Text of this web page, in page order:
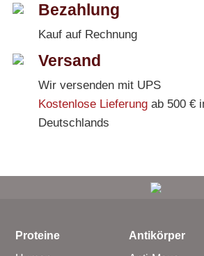
Bezahlung
Kauf auf Rechnung
Versand
Wir versenden mit UPS
Kostenlose Lieferungab 500 €
Deutschlands
Proteine
Antikörper